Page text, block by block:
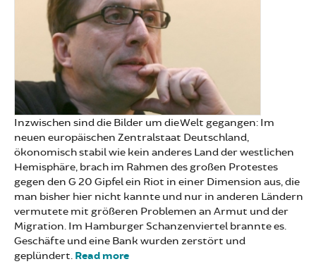
Inzwischen sind die Bilder um die Welt gegangen: Im
neuen europäischen Zentralstaat Deutschland,
ökonomisch stabil wie kein anderes Land der westlichen
Hemisphäre, brach im Rahmen des großen Protestes
gegen den G 20 Gipfel ein Riot in einer Dimension aus, die
man bisher hier nicht kannte und nur in anderen Ländern
vermutete mit größeren Problemen an Armut und der
Migration. Im Hamburger Schanzenviertel brannte es.
Geschäfte und eine Bank wurden zerstört und
geplündert. Read more